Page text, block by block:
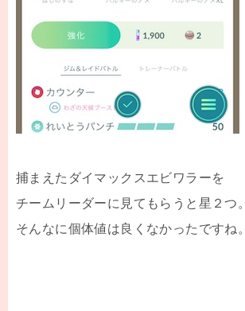
捕まえたダイマックスエビワラーを
チームリーダーに見てもらうと星２つ。
そんなに個体値は良くなかったですね。